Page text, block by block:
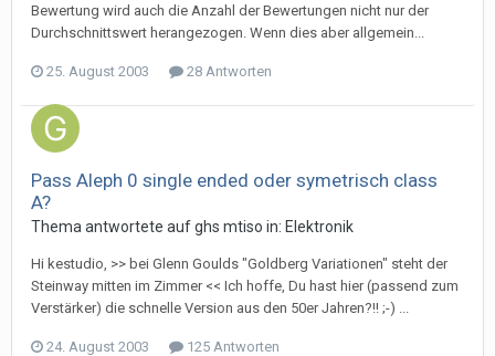
Bewertung wird auch die Anzahl der Bewertungen nicht nur der
Durchschnittswert herangezogen. Wenn dies aber allgemein...
25. August 2003 28 Antworten
Pass Aleph 0 single ended oder symetrisch class
A?
Thema antwortete aufghs mtiso in: Elektronik
Hi kestudio, >> bei Glenn Goulds "Goldberg Variationen" steht der
Steinway mitten im Zimmer << Ich hoffe, Du hast hier (passend zum
Verstärker) die schnelle Version aus den 50er Jahren?!! ;-) ...
24. August 2003 125 Antworten